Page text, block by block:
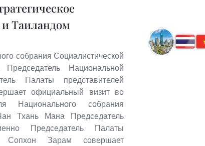
Таиландом
собрания Социалистической
Национальной
Палаты представителей
официальный визит во
Национального собрания
Тхань Мана Председатель
Председатель Палаты
Сопхон Зарам совершает